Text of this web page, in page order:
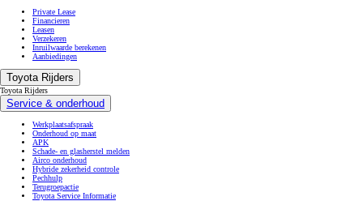
Private Lease
Financieren
Leasen
Verzekeren
Inruilwaarde berekenen
Aanbiedingen
Toyota Rijders
Toyota Rijders
Service & onderhoud
Werkplaatsafspraak
Onderhoud op maat
APK
Schade- en glasherstel melden
Airco onderhoud
Hybride zekerheid controle
Pechhulp
Terugroepactie
Toyota Service Informatie